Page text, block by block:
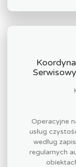
Operacyjne
usług
według
regularnych